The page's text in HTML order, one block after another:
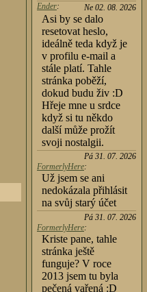
Ne 02. 08. 2026
Ender:
Asi by se dalo
resetovat heslo,
ideálně teda když je
v profilu e-mail a
stále platí. Tahle
stránka poběží,
dokud budu živ :D
Hřeje mne u srdce
když si tu někdo
další může prožít
svoji nostalgii.
Pá 31. 07. 2026
FormerlyHere:
Už jsem se ani
nedokázala přihlásit
na svůj starý účet
Pá 31. 07. 2026
FormerlyHere:
Kriste pane, tahle
stránka ještě
funguje? V roce
2013 jsem tu byla
pečená vařená :D